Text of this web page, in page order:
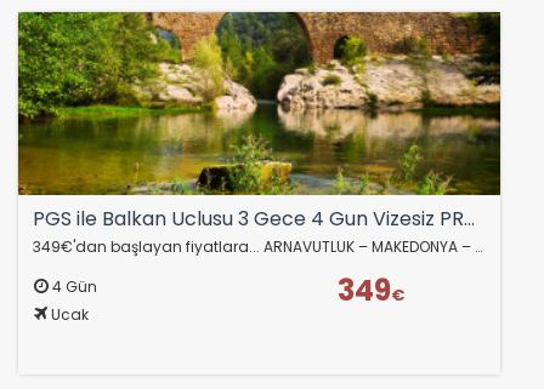
PGS ile Balkan Uclusu 3 Gece 4 Gun Vizesiz PRN-PRN
349€'dan başlayan fiyatlara... ARNAVUTLUK – MAKEDONYA – KOSOVA ZORUNLU EKSTRA ÖDEME YOK 3 ÜLKE - 3 BAŞKENT Tiran–Elbasan–Struga–Ohrid–Resne–Bitola(Manastır)–Tetova(Kalkandelen)–Üsküp–Priştina–Prizren…
4 Gün
Ucak
349€